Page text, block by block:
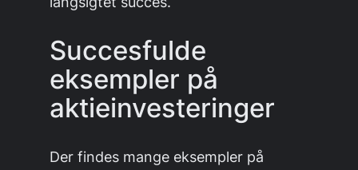
Succesfulde
eksempler på
aktieinvesteringer
Der findes mange eksempler på